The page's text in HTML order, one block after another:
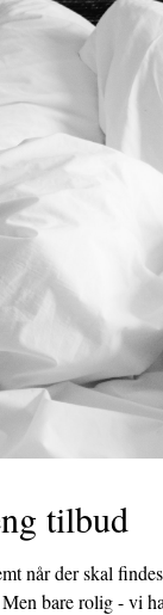
tilbud
når der skal
bare rolig - vi